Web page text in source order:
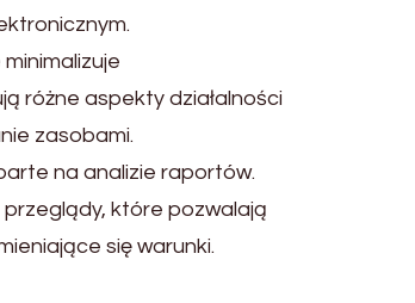
różne aspekty działalności
zasobami.
na analizie raportów.
które pozwalają
się warunki.